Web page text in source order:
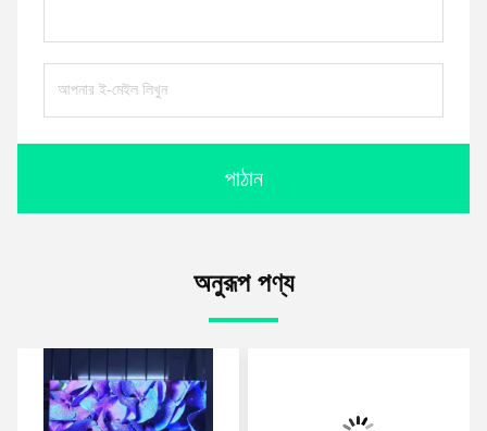
পাঠান
অনুরূপ পণ্য